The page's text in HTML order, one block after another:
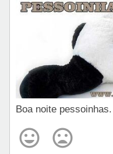
Boa noite pessoinhas.